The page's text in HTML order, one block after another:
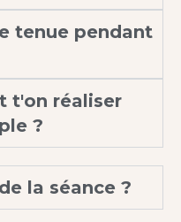
tenue pendant
t'on réaliser
?
la séance ?